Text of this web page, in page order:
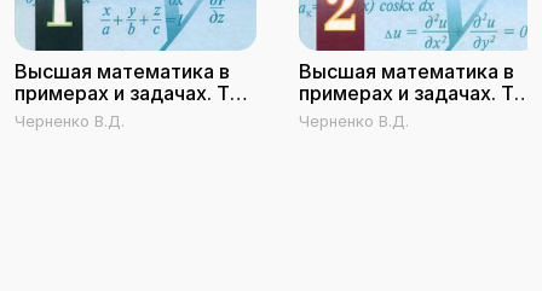
Высшая математика в
примерах и задачах. Том
1
Черненко В.Д.
Высшая математика в
примерах и задачах. Том
2
Черненко В.Д.